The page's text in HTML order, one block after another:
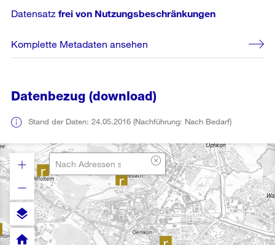
Datensatz frei von Nutzungsbeschränkungen
Komplette Metadaten ansehen
Datenbezug (download)
Stand der Daten: 24.05.2016 (Nachführung: Nach Bedarf)
layers
home